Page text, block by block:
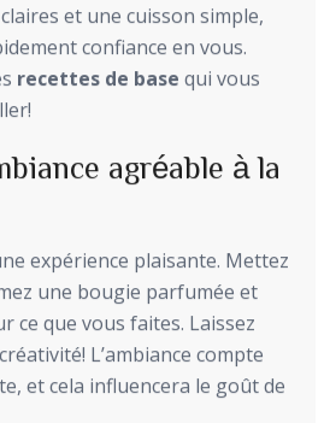
et une cuisson simple,
confiance en vous.
recettes de base qui vous
agréable à la
expérience plaisante. Mettez
une bougie parfumée et
ce que vous faites. Laissez
L’ambiance compte
et cela influencera le goût de